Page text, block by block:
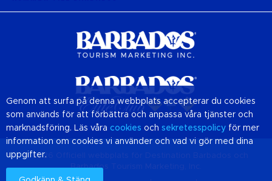
© 2026 Officiell webbplats för Destination
Barbados Tourism Marketing, Inc.
Genom att surfa på denna webbplats accepterar du cookies
som används för att förbättra och anpassa våra tjänster och
marknadsföring. Läs våra cookies och sekretesspolicy för mer
information om cookies vi använder och vad vi gör med dina
uppgifter.